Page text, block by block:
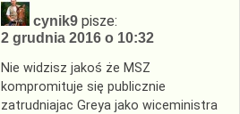
cynik9 pisze:
2 grudnia 2016 o 10:32
Nie widzisz jakoś że MSZ
kompromituje się publicznie
zatrudniajac Greya jako wiceministra